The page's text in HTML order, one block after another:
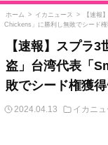
たと言われてしまう
ホーム > イカニュース >
【速報
Chickens」に勝利し無敗でシ
【速報】スプラ
盗」台湾代表「
敗でシード権
2024.04.13 イカニュ